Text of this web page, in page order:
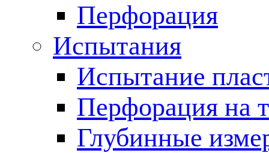
Перфорация
Испытания
Испытание
Перфорация на
Глубинные